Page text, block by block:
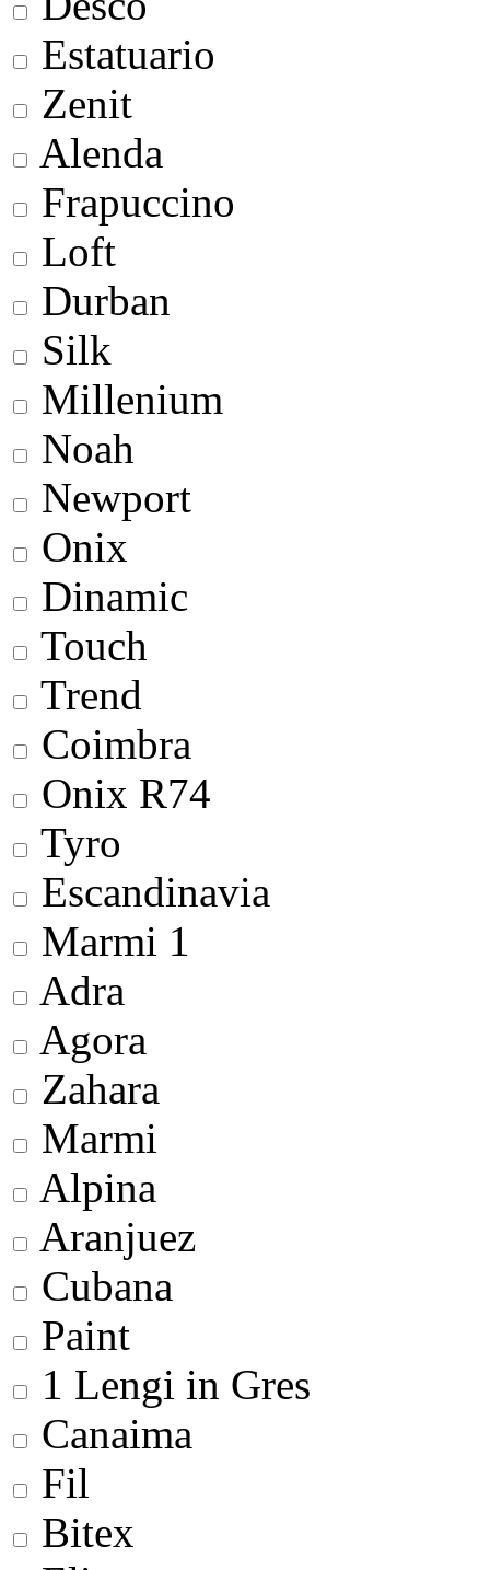
Estatuario
Zenit
Alenda
Frapuccino
Loft
Durban
Silk
Millenium
Noah
Newport
Onix
Dinamic
Touch
Trend
Coimbra
Onix R74
Tyro
Escandinavia
Marmi 1
Adra
Agora
Zahara
Marmi
Alpina
Aranjuez
Cubana
Paint
1 Lengi in Gres
Canaima
Fil
Bitex